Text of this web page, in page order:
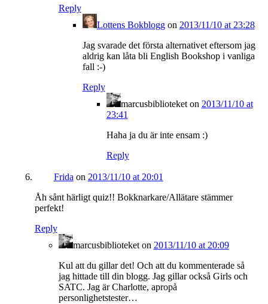
Reply
Lottens Bokbloggon 2013/11/10 at 23:28
Jag svarade det första alternativet eftersom jag
aldrig kan låta bli English Bookshop i vanliga
fall :-)
Reply
marcusbiblioteketon 2013/11/10 at
23:41
Haha ja du är inte ensam :)
Reply
Frida on 2013/11/10 at 20:01
Åh sånt härligt quiz!! Bokknarkare/Allätare stämmer
perfekt!
Reply
marcusbiblioteketon 2013/11/10 at 20:09
Kul att du gillar det! Och att du kommenterade så
jag hittade till din blogg. Jag gillar också Girls och
SATC. Jag är Charlotte, apropå
personlighetstester…